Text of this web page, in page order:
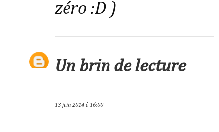
zéro :D )
Un brin de lecture
13 juin 2014 à 16:00